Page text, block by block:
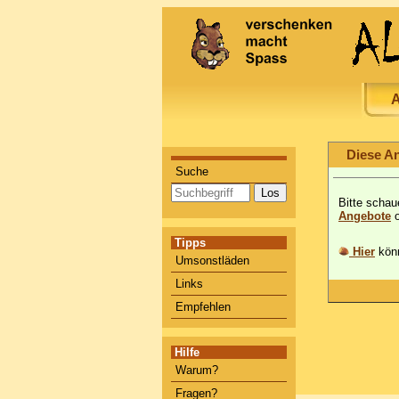
Suche
Tipps
Umsonstläden
Links
Empfehlen
Hilfe
Warum?
Fragen?
Diese
Bitte
Angebote
Hier